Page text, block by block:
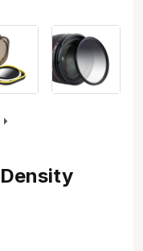
arrow_right